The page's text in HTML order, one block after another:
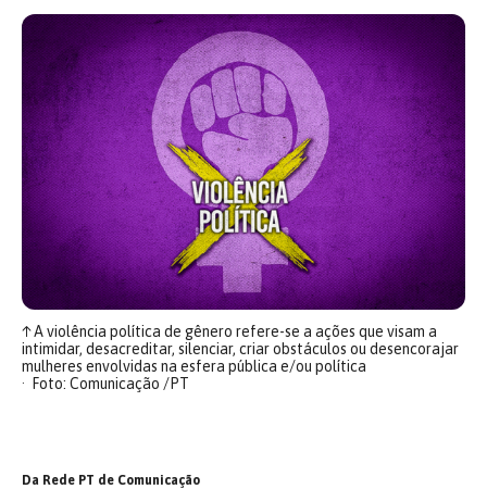
↑A violência política de gênero refere-se a ações que visam a
intimidar, desacreditar, silenciar, criar obstáculos ou desencorajar
mulheres envolvidas na esfera pública e/ou política
Foto: Comunicação /PT
Da Rede PT de Comunicação